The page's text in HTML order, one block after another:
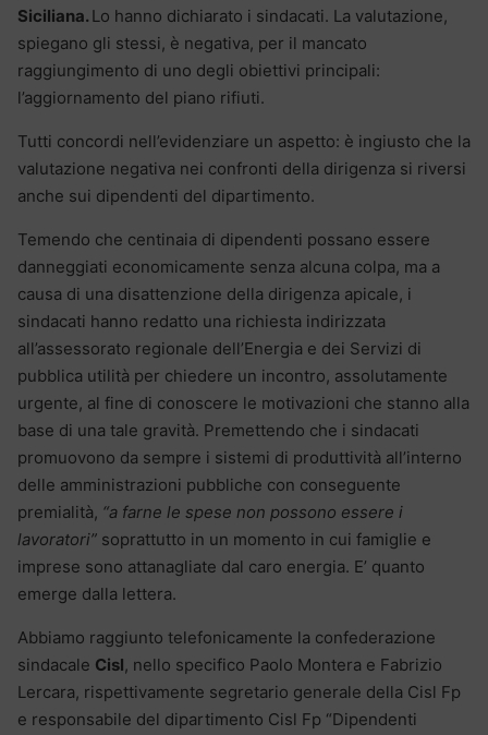
Siciliana. Lo hanno dichiarato i sindacati. La valutazione,
spiegano gli stessi, è negativa, per il mancato
raggiungimento di uno degli obiettivi principali:
l’aggiornamento del piano rifiuti.
Tutti concordi nell’evidenziare un aspetto: è ingiusto che la
valutazione negativa nei confronti della dirigenza si riversi
anche sui dipendenti del dipartimento.
Temendo che centinaia di dipendenti possano essere
danneggiati economicamente senza alcuna colpa, ma a
causa di una disattenzione della dirigenza apicale, i
sindacati hanno redatto una richiesta indirizzata
all’assessorato regionale dell’Energia e dei Servizi di
pubblica utilità per chiedere un incontro, assolutamente
urgente, al fine di conoscere le motivazioni che stanno alla
base di una tale gravità. Premettendo che i sindacati
promuovono da sempre i sistemi di produttività all’interno
delle amministrazioni pubbliche con conseguente
premialità, “a farne le spese non possono essere i
lavoratori” soprattutto in un momento in cui famiglie e
imprese sono attanagliate dal caro energia. E’ quanto
emerge dalla lettera.
Abbiamo raggiunto telefonicamente la confederazione
sindacale Cisl, nello specifico Paolo Montera e Fabrizio
Lercara, rispettivamente segretario generale della Cisl Fp
e responsabile del dipartimento Cisl Fp “Dipendenti